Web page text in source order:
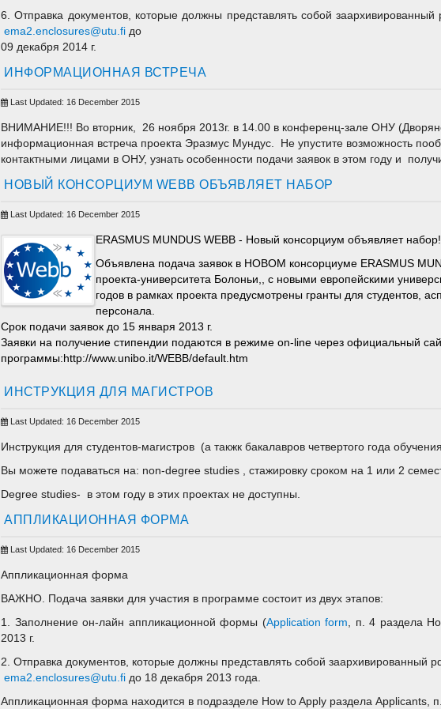
6. Отправка документов, которые должны представлять собой
ema2.enclosures@utu.fi до
09 декабря 2014 г.
ИНФОРМАЦИОННАЯ ВСТРЕЧА
Last Updated: 16 December 2015
ВНИМАНИЕ!!! Во вторник, 26 ноября 2013г. в 14.00 в конференц-зале ОНУ
информационная встреча проекта Эразмус Мундус. Не упустите возможность
контактными лицами в ОНУ, узнать особенности подачи заявок в этом году и
НОВЫЙ КОНСОРЦИУМ WEBB ОБЪЯВЛЯЕТ НАБОР
Last Updated: 16 December 2015
ERASMUS MUNDUS WEBB - Новый консорциум объявляет набор!
Объявлена подача заявок в НОВОМ консорциуме ERASMUS
проекта-университета Болоньи,, с новыми европейскими
годов в рамках проекта предусмотрены гранты для студентов,
персонала.
Срок подачи заявок до 15 января 2013 г.
Заявки на получение стипендии подаются в режиме on-line через официальный
программы: http://www.unibo.it/WEBB/default.htm
ИНСТРУКЦИЯ ДЛЯ МАГИСТРОВ
Last Updated: 16 December 2015
Инструкция для студентов-магистров (а такжк бакалавров четвертого года
Вы можете подаваться на: non-degree studies , стажировку сроком на 1 или 2
Degree studies- в этом году в этих проектах не доступны.
АППЛИКАЦИОННАЯ ФОРМА
Last Updated: 16 December 2015
Аппликационная форма
ВАЖНО. Подача заявки для участия в программе состоит из двух этапов:
1. Заполнение он-лайн аппликационной формы (Application form, п. 4 раздела
2013 г.
2. Отправка документов, которые должны представлять собой заархивированный
ema2.enclosures@utu.fi до 18 декабря 2013 года.
Аппликационная форма находится в подразделе How to Apply раздела Applicants,